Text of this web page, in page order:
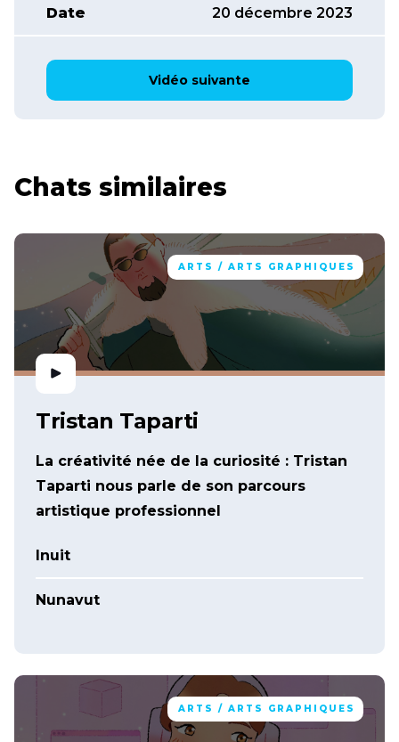
Date 20 décembre 2023
Vidéo suivante
Chats similaires
ARTS / ARTS GRAPHIQUES
Tristan Taparti
La créativité née de la curiosité : Tristan
Taparti nous parle de son parcours
artistique professionnel
Inuit
Nunavut
ARTS / ARTS GRAPHIQUES